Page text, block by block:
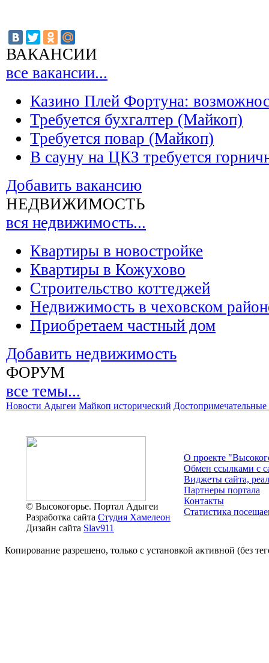
ВАКАНСИИ
все вакансии...
Казино Плей Фортуна:
Требуется бухгалтер (Майкоп)
Требуется повар (Майкоп)
В сауну на ЦКЗ требуется
Добавить вакансию
НЕДВИЖИМОСТЬ
вся недвижимость...
Квартиры в новостройке
Квартиры в Кожухово
Строительство коттеджей
Недвижимость в чеховском
Приобретаем частный дом
Добавить недвижимость
ФОРУМ
все темы...
Новости Адыгеи Майкоп исторический Достопримечательные
© Высокогорье. Портал Адыгеи
Разработка сайта Студия Хамелеон
Дизайн сайта Slav911
О проекте
Обмен ссылками c
Виджеты сайта,
Партнеры портала
Контакты
Статистика
Копирование разрешено, только с установкой активной (без